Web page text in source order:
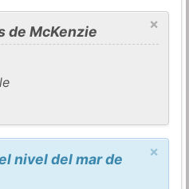
×
de McKenzie
×
nivel del mar de